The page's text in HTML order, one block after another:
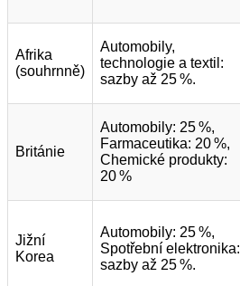
Afrika
(souhrnně)
Automobily,
technologie a textil:
sazby až 25 %.
Británie
Automobily: 25 %,
Farmaceutika: 20 %,
Chemické produkty:
20 %
Jižní
Korea
Automobily: 25 %,
Spotřební elektronika:
sazby až 25 %.